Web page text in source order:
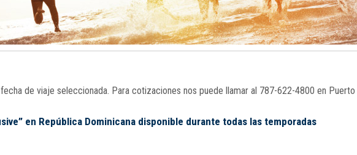
de viaje seleccionada. Para cotizaciones nos puede llamar al 787-622-4800 en
en República Dominicana disponible durante todas las temporadas